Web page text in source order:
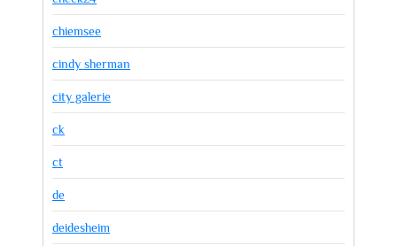
chiemsee
cindy sherman
city galerie
ck
ct
de
deidesheim